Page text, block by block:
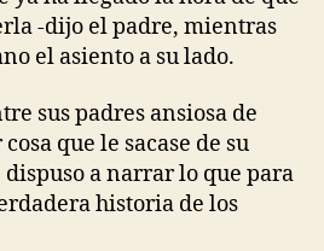
-dijo el padre, mientras
el asiento a su lado.
sus padres ansiosa de
que le sacase de su
dispuso a narrar lo que para
historia de los